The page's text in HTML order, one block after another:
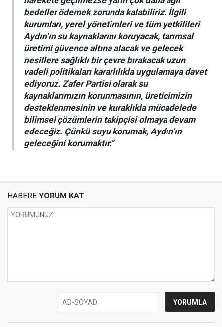
bedeller ödemek zorunda kalabiliriz. İlgili
kurumları, yerel yönetimleri ve tüm yetkilileri
Aydın’ın su kaynaklarını koruyacak, tarımsal
üretimi güvence altına alacak ve gelecek
nesillere sağlıklı bir çevre bırakacak uzun
vadeli politikaları kararlılıkla uygulamaya davet
ediyoruz. Zafer Partisi olarak su
kaynaklarımızın korunmasının, üreticimizin
desteklenmesinin ve kuraklıkla mücadelede
bilimsel çözümlerin takipçisi olmaya devam
edeceğiz. Çünkü suyu korumak, Aydın’ın
geleceğini korumaktır.”
HABERE YORUM KAT